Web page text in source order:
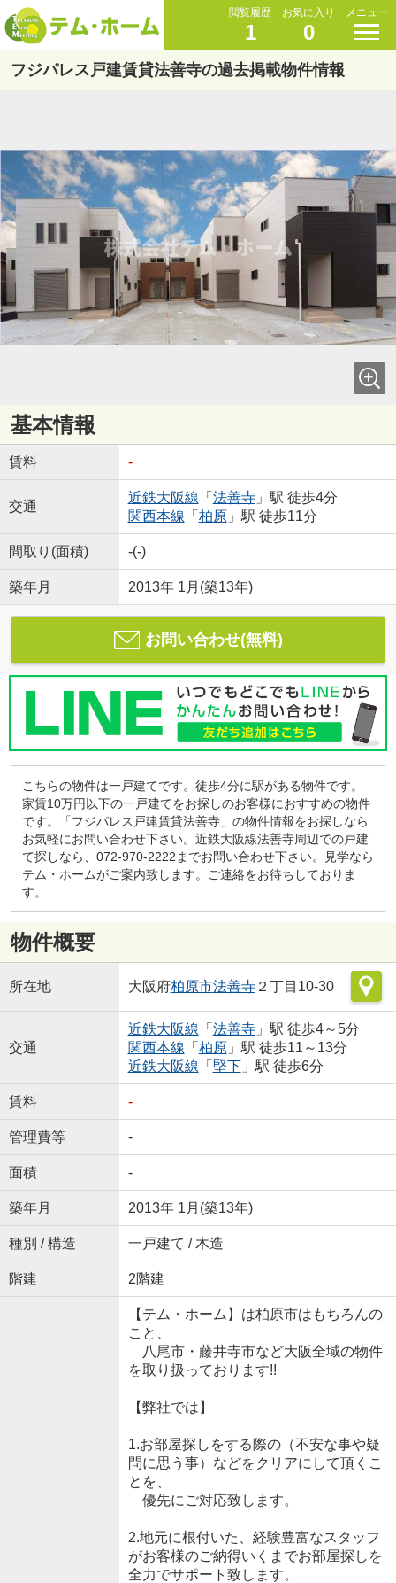
閲覧履歴
1
お気に入り
0
メニュー
フジパレス戸建賃貸法善寺の過去掲載物件情報
基本情報
賃料 -
交通
近鉄大阪線 「 法善寺」駅 徒歩4分
関西本線 「 柏原」駅 徒歩11分
間取り(面積) -(-)
築年月 2013年 1月(築13年)
お問い合わせ(無料)
こちらの物件は一戸建てです。徒歩4分に駅がある物件です。
家賃10万円以下の一戸建てをお探しのお客様におすすめの物件
です。「フジパレス戸建賃貸法善寺」の物件情報をお探しなら
お気軽にお問い合わせ下さい。近鉄大阪線法善寺周辺での戸建
て探しなら、072-970-2222までお問い合わせ下さい。見学なら
テム・ホームがご案内致します。ご連絡をお待ちしておりま
す。
物件概要
所在地 大阪府柏原市法善寺２丁目10-30
交通
近鉄大阪線 「 法善寺」駅 徒歩4～5分
関西本線 「 柏原」駅 徒歩11～13分
近鉄大阪線 「 堅下」駅 徒歩6分
賃料 -
管理費等 -
面積 -
築年月 2013年 1月(築13年)
種別 / 構造 一戸建て / 木造
階建 2階建
【テム・ホーム】は柏原市はもちろんの
こと、
八尾市・藤井寺市など大阪全域の物件
を取り扱っております!!
【弊社では】
1.お部屋探しをする際の（不安な事や疑
問に思う事）などをクリアにして頂くこ
とを、
優先にご対応致します。
2.地元に根付いた、経験豊富なスタッフ
がお客様のご納得いくまでお部屋探しを
全力でサポート致します。